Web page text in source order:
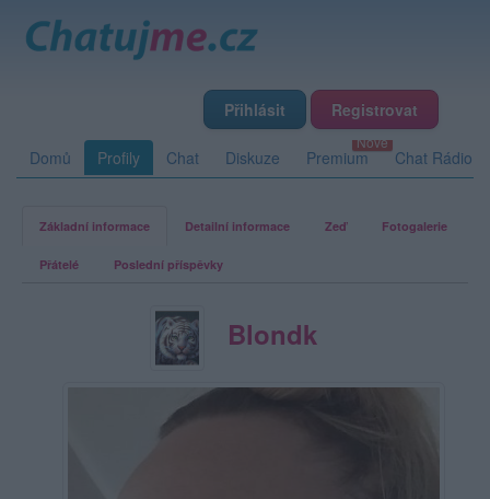
Přihlásit Registrovat
Domů Profily Chat Diskuze Premium Chat Rádio
Základní informace Detailní informace Zeď Fotogalerie
Přátelé Poslední příspěvky
Blondk